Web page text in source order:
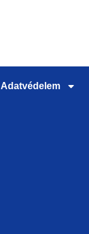
Adatvédelem